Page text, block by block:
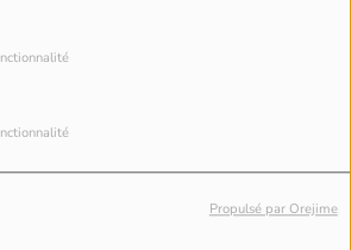
Propulsé par Orejime
2023 -
Retour », de Catherine Corsini ou les